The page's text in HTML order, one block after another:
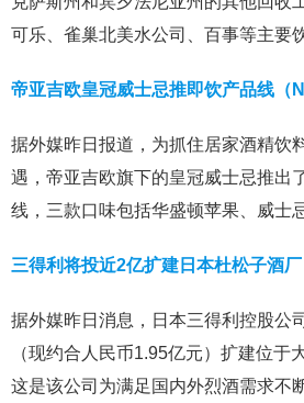
可乐、雀巢北美水公司、百事等主要
帝亚吉欧皇冠威士忌推即饮产品线（
据外媒昨日报道，为抓住居家酒精饮
遇，帝亚吉欧旗下的皇冠威士忌推出
线，三款口味包括华盛顿苹果、威士
三得利将投近2亿扩建日本杜松子酒
据外媒昨日消息，日本三得利控股公
（现约合人民币1.95亿元）扩建位于
这是该公司为满足国内外烈酒需求不